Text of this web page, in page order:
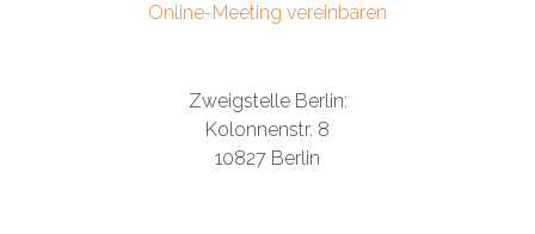
Online-Meeting vereinbaren
Zweigstelle Berlin:
Kolonnenstr. 8
10827 Berlin